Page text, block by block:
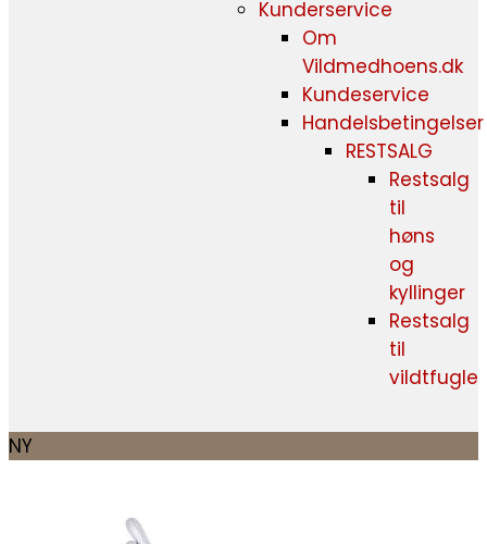
Kunderservice
Om
Vildmedhoens.dk
Kundeservice
Handelsbetingelser
RESTSALG
Restsalg
til
høns
og
kyllinger
Restsalg
til
vildtfugle
NY